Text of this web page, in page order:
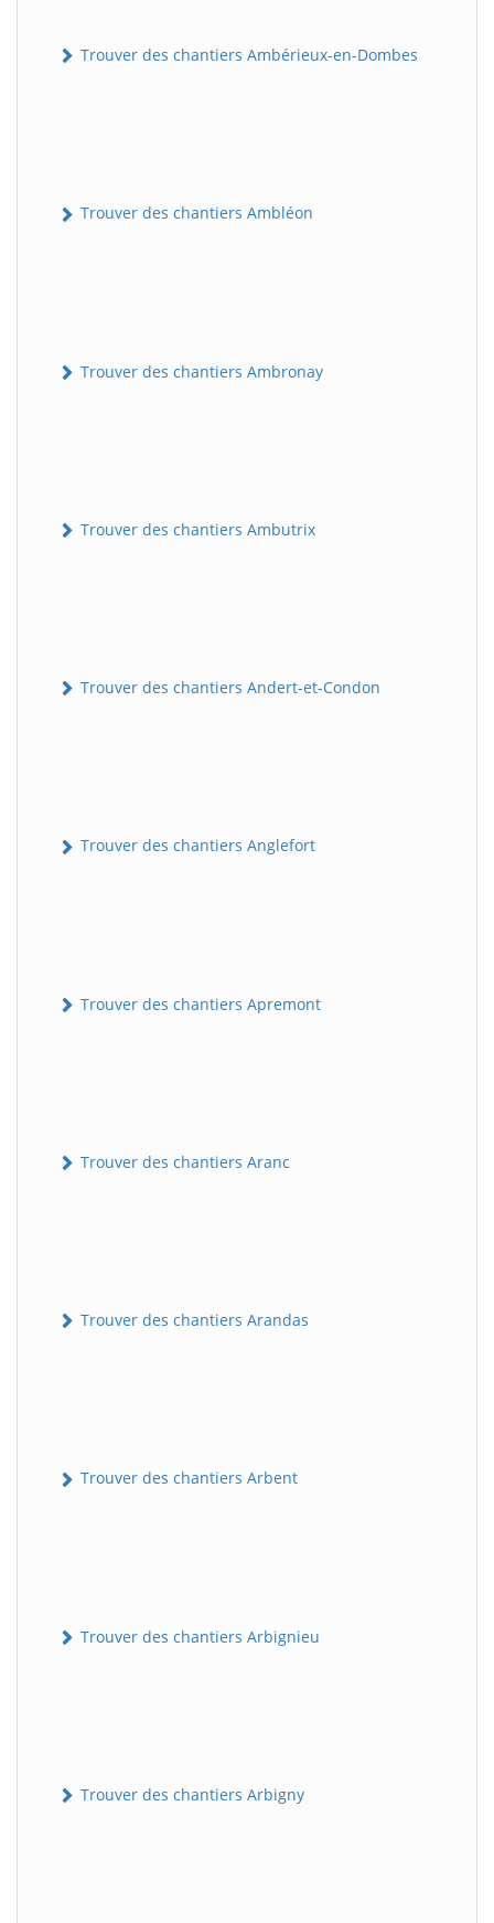
Trouver des chantiers Ambérieux-en-Dombes
Trouver des chantiers Ambléon
Trouver des chantiers Ambronay
Trouver des chantiers Ambutrix
Trouver des chantiers Andert-et-Condon
Trouver des chantiers Anglefort
Trouver des chantiers Apremont
Trouver des chantiers Aranc
Trouver des chantiers Arandas
Trouver des chantiers Arbent
Trouver des chantiers Arbignieu
Trouver des chantiers Arbigny